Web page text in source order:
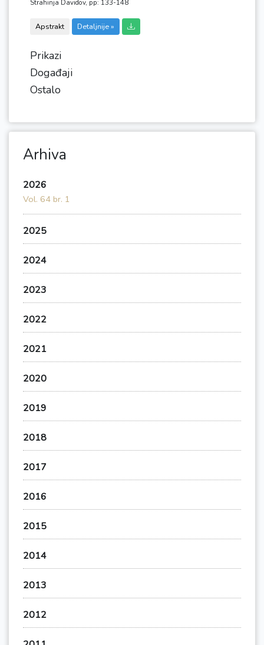
Strahinja Davidov, pp: 133-148
Apstrakt Detaljnije »
Prikazi
Događaji
Ostalo
Arhiva
2026
Vol. 64 br. 1
2025
2024
2023
2022
2021
2020
2019
2018
2017
2016
2015
2014
2013
2012